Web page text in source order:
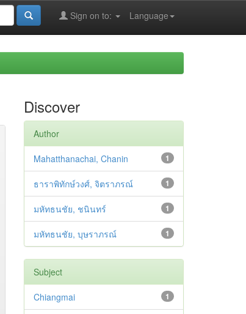
Language
Sign on to:
Discover
Author
1
Mahatthanachai, Chanin
1
ธาราพิทักษ์วงศ์, จิตราภรณ์
1
มหัทธนชัย, ชนินทร์
1
มหัทธนชัย, บุษราภรณ์
Subject
1
Chiangmai